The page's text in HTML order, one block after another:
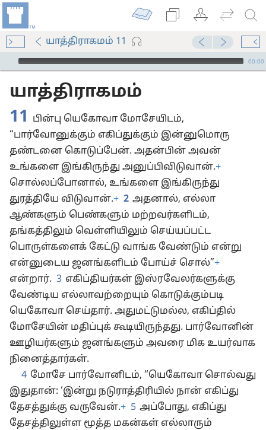
யாத்திராகமம் 11
Audio Player
00:00
யாத்திராகமம்
11 பின்பு யெகோவா மோசேயிடம்,
“பார்வோனுக்கும் எகிப்துக்கும் இன்னுமொரு
தண்டனை கொடுப்பேன். அதன்பின் அவன்
உங்களை இங்கிருந்து அனுப்பிவிடுவான்.+
சொல்லப்போனால், உங்களை இங்கிருந்து
துரத்தியே விடுவான்.+ 2 அதனால், எல்லா
ஆண்களும் பெண்களும் மற்றவர்களிடம்,
தங்கத்திலும் வெள்ளியிலும் செய்யப்பட்ட
பொருள்களைக் கேட்டு வாங்க வேண்டும் என்று
என்னுடைய ஜனங்களிடம் போய்ச் சொல்”+
என்றார். 3 எகிப்தியர்கள் இஸ்ரவேலர்களுக்கு
வேண்டிய எல்லாவற்றையும் கொடுக்கும்படி
யெகோவா செய்தார். அதுமட்டுமல்ல, எகிப்தில்
மோசேயின் மதிப்புக் கூடியிருந்தது. பார்வோனின்
ஊழியர்களும் ஜனங்களும் அவரை மிக உயர்வாக
நினைத்தார்கள்.
4 மோசே பார்வோனிடம், “யெகோவா சொல்வது
இதுதான்: ‘இன்று நடுராத்திரியில் நான் எகிப்து
தேசத்துக்கு வருவேன்.+ 5 அப்போது, எகிப்து
தேசத்திலுள்ள மூத்த மகன்கள் எல்லாரும்